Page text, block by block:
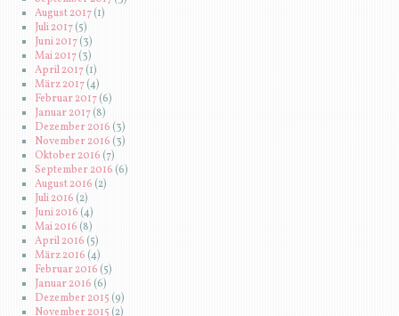
August 2017(1)
Juli 2017(5)
Juni 2017(3)
Mai 2017(3)
April 2017(1)
März 2017(4)
Februar 2017(6)
Januar 2017(8)
Dezember 2016 (3)
November 2016 (3)
Oktober 2016(7)
September 2016 (6)
August 2016(2)
Juli 2016(2)
Juni 2016 (4)
Mai 2016 (8)
April 2016(5)
März 2016 (4)
Februar 2016(5)
Januar 2016 (6)
Dezember 2015 (9)
November 2015 (2)